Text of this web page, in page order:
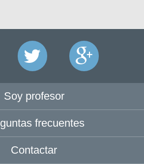
Soy profesor
frecuentes
Contactar